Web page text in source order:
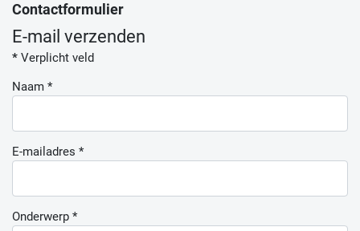
Contactformulier
E-mail verzenden
*Verplicht veld
Naam*
E-mailadres *
Onderwerp*